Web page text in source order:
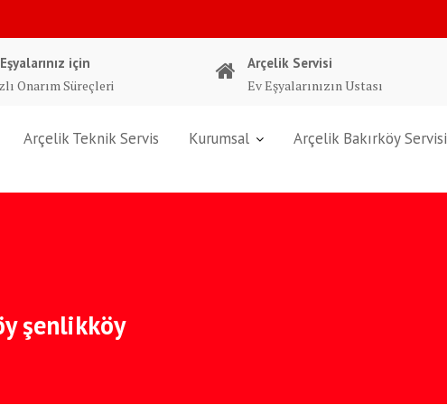
için
Onarım Süreçleri
Arçelik Servisi
Ev Eşyalarınızın Ustası
Arçelik Teknik Servis Kurumsal Arçelik Bakırköy Servisi
şenlikköy